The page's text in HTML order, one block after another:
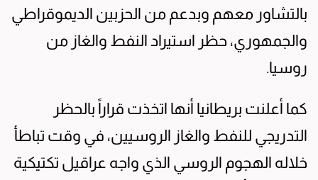
بالتشاور معهم وبدعم من الحزبين الديموقراطي
والجمهوري، حظر استيراد النفط والغاز من
روسيا.
كما أعلنت بريطانيا أنها اتخذت قراراً بالحظر
التدريجي للنفط والغاز الروسيين، في وقت تباطأ
خلاله الهجوم الروسي الذي واجه عراقيل تكتيكية